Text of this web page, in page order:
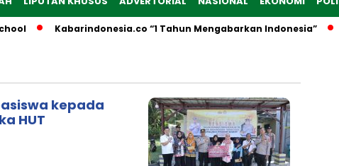
Kabarindonesia.co “1 Tahun Mengabarkan Indonesia”
kepada
HUT